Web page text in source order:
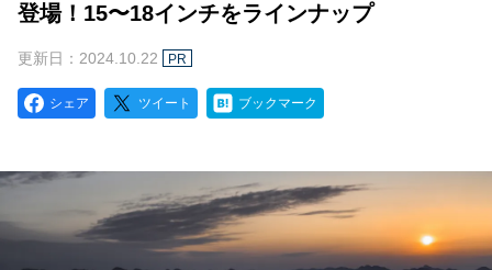
登場！15〜18インチをラインナップ
更新日：2024.10.22 PR
シェア ツイート ブックマーク